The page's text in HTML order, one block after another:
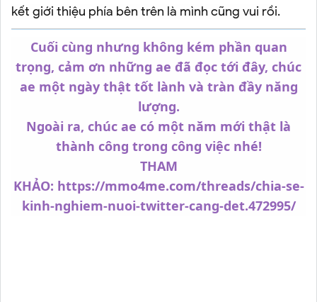
kết giới thiệu phía bên trên là mình cũng vui rồi.
Cuối cùng nhưng không kém phần quan
trọng, cảm ơn những ae đã đọc tới đây, chúc
ae một ngày thật tốt lành và tràn đầy năng
lượng.
Ngoài ra, chúc ae có một năm mới thật là
thành công trong công việc nhé!
THAM
KHẢO: https://mmo4me.com/threads/chia-se-
kinh-nghiem-nuoi-twitter-cang-det.472995/